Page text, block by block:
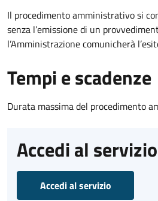
Il procedimento amministrativo si
senza l’emissione di un
l’Amministrazione comunicherà
Tempi e scadenze
Durata massima del procedimento
Accedi al servizio
Accedi al servizio